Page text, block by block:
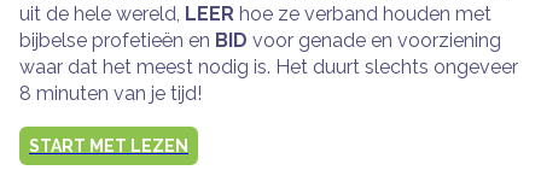
uit de hele wereld, LEER hoe ze verband houden met
bijbelse profetieën en BID voor genade en voorziening
waar dat het meest nodig is. Het duurt slechts ongeveer
8 minuten van je tijd!
START MET LEZEN